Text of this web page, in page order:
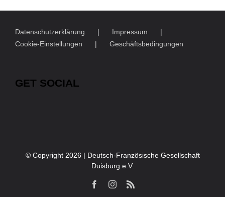
Datenschutzerklärung
Impressum
Cookie-Einstellungen
Geschäftsbedingungen
GET SOCIAL
© Copyright 2026 | Deutsch-Französische Gesellschaft
Duisburg e.V.
FacebookInstagram
Rss